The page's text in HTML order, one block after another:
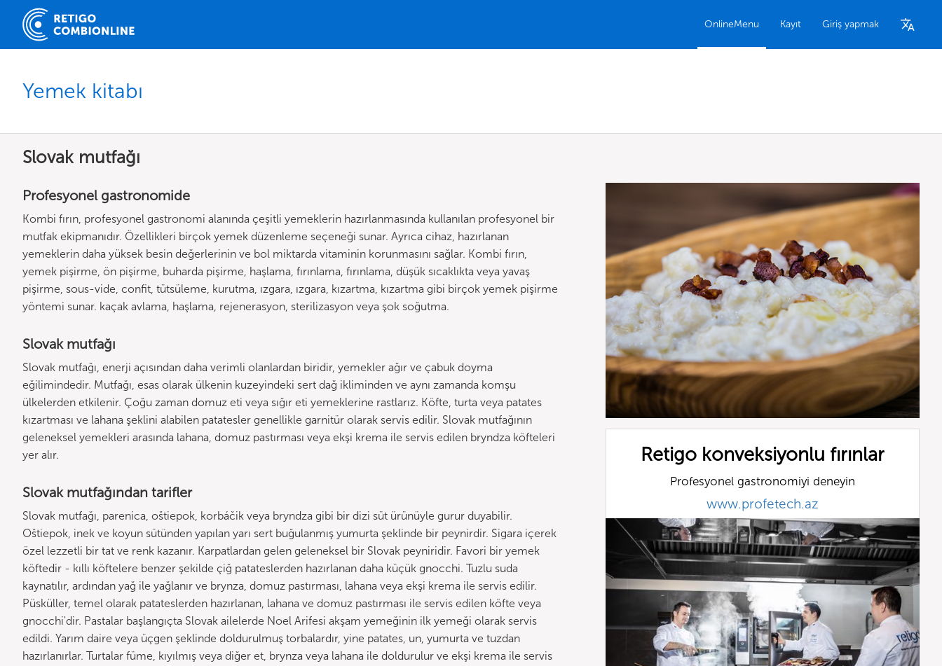
OnlineMenu Kayıt Giriş yapmak
Yemek kitabı
Slovak mutfağı
Profesyonel gastronomide
Kombi fırın, profesyonel gastronomi alanında çeşitli yemeklerin hazırlanmasında kullanılan profesyonel bir
mutfak ekipmanıdır. Özellikleri birçok yemek düzenleme seçeneği sunar. Ayrıca cihaz, hazırlanan
yemeklerin daha yüksek besin değerlerinin ve bol miktarda vitaminin korunmasını sağlar. Kombi fırın,
yemek pişirme, ön pişirme, buharda pişirme, haşlama, fırınlama, fırınlama, düşük sıcaklıkta veya yavaş
pişirme, sous-vide, confit, tütsüleme, kurutma, ızgara, ızgara, kızartma, kızartma gibi birçok yemek pişirme
yöntemi sunar. kaçak avlama, haşlama, rejenerasyon, sterilizasyon veya şok soğutma.
Slovak mutfağı
Slovak mutfağı, enerji açısından daha verimli olanlardan biridir, yemekler ağır ve çabuk doyma
eğilimindedir. Mutfağı, esas olarak ülkenin kuzeyindeki sert dağ ikliminden ve aynı zamanda komşu
ülkelerden etkilenir. Çoğu zaman domuz eti veya sığır eti yemeklerine rastlarız. Köfte, turta veya patates
kızartması ve lahana şeklini alabilen patatesler genellikle garnitür olarak servis edilir. Slovak mutfağının
geleneksel yemekleri arasında lahana, domuz pastırması veya ekşi krema ile servis edilen bryndza köfteleri
yer alır.
Slovak mutfağından tarifler
Slovak mutfağı, parenica, oštiepok, korbáčik veya bryndza gibi bir dizi süt ürünüyle gurur duyabilir.
Oštiepok, inek ve koyun sütünden yapılan yarı sert buğulanmış yumurta şeklinde bir peynirdir. Sigara içerek
özel lezzetli bir tat ve renk kazanır. Karpatlardan gelen geleneksel bir Slovak peyniridir. Favori bir yemek
köftedir - kıllı köftelere benzer şekilde çiğ patateslerden hazırlanan daha küçük gnocchi. Tuzlu suda
kaynatılır, ardından yağ ile yağlanır ve brynza, domuz pastırması, lahana veya ekşi krema ile servis edilir.
Püsküller, temel olarak patateslerden hazırlanan, lahana ve domuz pastırması ile servis edilen köfte veya
gnocchi'dir. Pastalar başlangıçta Slovak ailelerde Noel Arifesi akşam yemeğinin ilk yemeği olarak servis
edildi. Yarım daire veya üçgen şeklinde doldurulmuş torbalardır, yine patates, un, yumurta ve tuzdan
hazırlanırlar. Turtalar füme, kıyılmış veya diğer et, brynza veya lahana ile doldurulur ve ekşi krema ile servis
Retigo konveksiyonlu fırınlar
Profesyonel gastronomiyi deneyin
www.profetech.az